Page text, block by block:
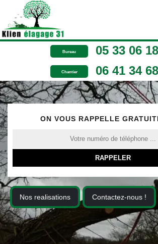
Bureau 05 33 06
Chantier 06 41 34
ON VOUS RAPPELLE
Nos realisations Contactez-nous !